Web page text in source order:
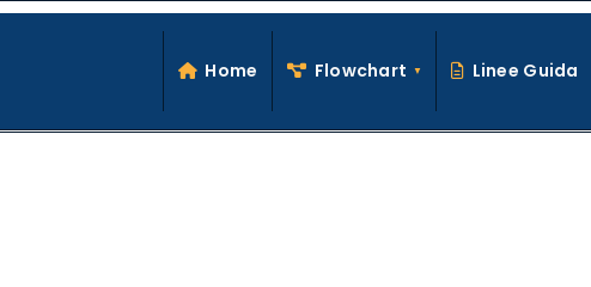
Skip
Home Flowchart Linee Guida